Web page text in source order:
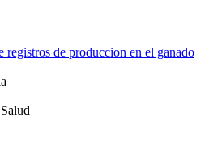
registros de produccion en el ganado